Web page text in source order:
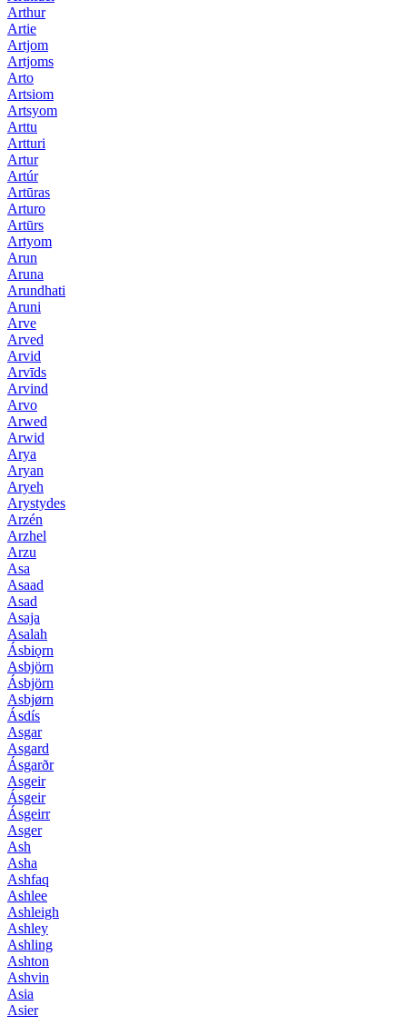
Arthur
Artie
Artjom
Artjoms
Arto
Artsiom
Artsyom
Arttu
Artturi
Artur
Artúr
Artūras
Arturo
Artūrs
Artyom
Arun
Aruna
Arundhati
Aruni
Arve
Arved
Arvid
Arvīds
Arvind
Arvo
Arwed
Arwid
Arya
Aryan
Aryeh
Arystydes
Arzén
Arzhel
Arzu
Asa
Asaad
Asad
Asaja
Asalah
Ásbiǫrn
Asbjörn
Ásbjörn
Asbjørn
Ásdís
Asgar
Asgard
Ásgarðr
Asgeir
Ásgeir
Ásgeirr
Asger
Ash
Asha
Ashfaq
Ashlee
Ashleigh
Ashley
Ashling
Ashton
Ashvin
Asia
Asier